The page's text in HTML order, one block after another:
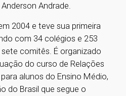
Andrade.
2004 e teve sua primeira
com 34 colégios e 253
comitês. É organizado
do curso de Relações
alunos do Ensino Médio,
do Brasil que segue o